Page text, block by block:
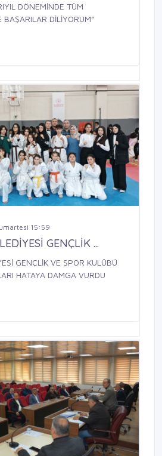
DÖNEMİNDE TÜM
BAŞARILAR DİLİYORUM”
15:59
GENÇLİK ...
GENÇLİK VE SPOR KULÜBÜ
HATAYA DAMGA VURDU